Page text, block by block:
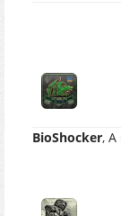
BioShocker, А